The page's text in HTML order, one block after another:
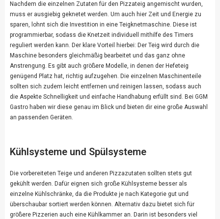
Nachdem die einzelnen Zutaten für den Pizzateig angemischt wurden,
muss er ausgiebig geknetet werden. Um auch hier Zeit und Energie zu
sparen, lohnt sich die Investition in eine Teigknetmaschine. Diese ist
programmierbar, sodass die Knetzeit individuell mithilfe des Timers
reguliert werden kann. Der klare Vorteil hierbei: Der Teig wird durch die
Maschine besonders gleichmäßig bearbeitet und das ganz ohne
Anstrengung. Es gibt auch größere Modelle, in denen der Hefeteig
genügend Platz hat, richtig aufzugehen. Die einzelnen Maschinenteile
sollten sich zudem leicht entfernen und reinigen lassen, sodass auch
die Aspekte Schnelligkeit und einfache Handhabung erfüllt sind. Bei GGM
Gastro haben wir diese genau im Blick und bieten dir eine große Auswahl
an passenden Geräten.
Kühlsysteme und Spülsysteme
Die vorbereiteten Teige und anderen Pizzazutaten sollten stets gut
gekühlt werden. Dafür eignen sich große Kühlsysteme besser als
einzelne Kühlschränke, da die Produkte je nach Kategorie gut und
überschaubar sortiert werden können. Alternativ dazu bietet sich für
größere Pizzerien auch eine Kühlkammer an. Darin ist besonders viel